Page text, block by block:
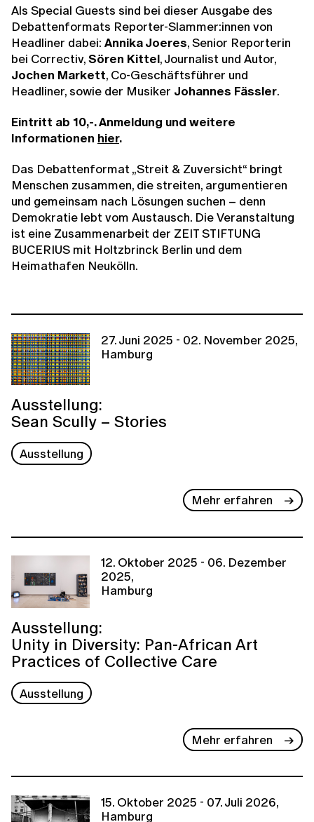
Als Special Guests sind bei dieser Ausgabe des
Debattenformats Reporter-Slammer:innen von
Headliner dabei: Annika Joeres, Senior Reporterin
bei Correctiv,Sören Kittel, Journalist und Autor,
Jochen Markett, Co-Geschäftsführer und
Headliner, sowie der Musiker Johannes Fässler.
Eintritt ab 10,-. Anmeldung und weitere
Informationen hier.
Das Debattenformat „Streit & Zuversicht“ bringt
Menschen zusammen, die streiten, argumentieren
und gemeinsam nach Lösungen suchen – denn
Demokratie lebt vom Austausch. Die Veranstaltung
ist eine Zusammenarbeit der ZEIT STIFTUNG
BUCERIUS mit Holtzbrinck Berlin und dem
Heimathafen Neukölln.
27. Juni 2025 - 02. November 2025,
Hamburg
Ausstellung:
Sean Scully – Stories
Ausstellung
Mehr erfahren
12. Oktober 2025 - 06. Dezember
2025,
Hamburg
Ausstellung:
Unity in Diversity: Pan-African Art
Practices of Collective Care
Ausstellung
Mehr erfahren
15. Oktober 2025 - 07. Juli 2026,
Hamburg